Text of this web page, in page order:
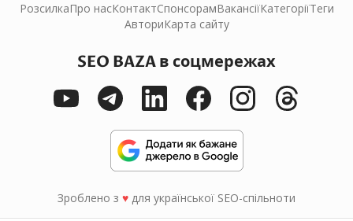
РозсилкаПро насКонтактСпонсорамВакансіїКатегоріїТеги
АвториКарта сайту
SEO BAZA в соцмережах
Зроблено з ♥ для української SEO-спільноти